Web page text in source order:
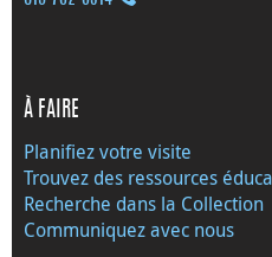
À FAIRE
Planifiez votre visite
Trouvez des ressources
Recherche dans la Collection
Communiquez avec nous